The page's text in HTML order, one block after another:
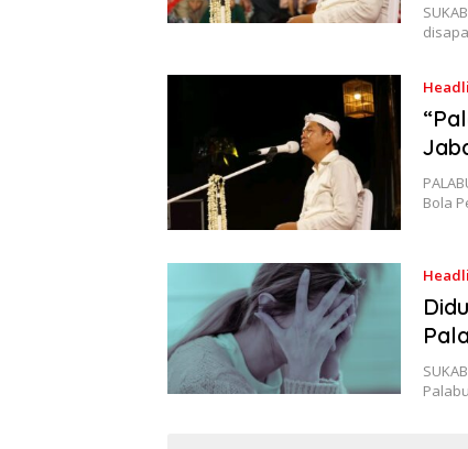
Bola